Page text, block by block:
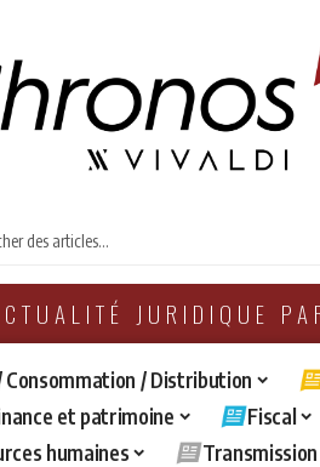
JURIDIQUE
Consommation / Distribution
et patrimoine Fiscal
humaines